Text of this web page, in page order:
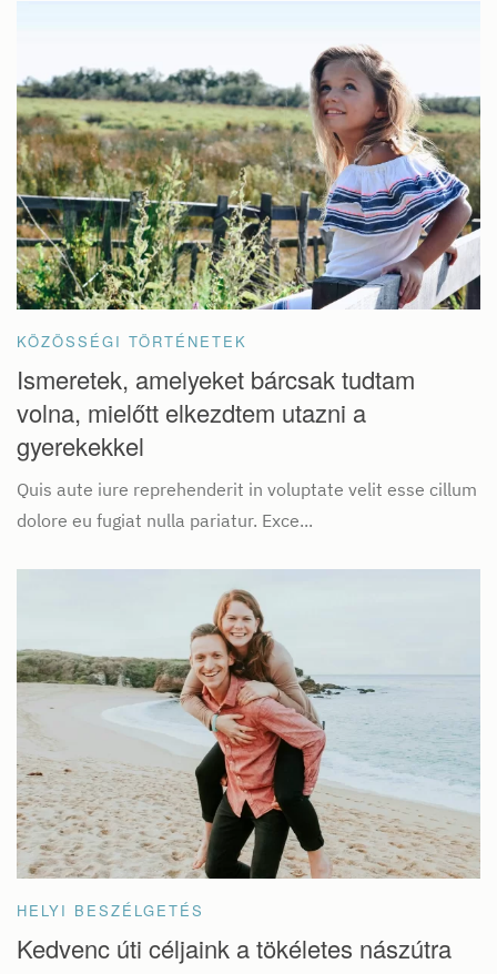
KÖZÖSSÉGI TÖRTÉNETEK
Ismeretek, amelyeket bárcsak tudtam
volna, mielőtt elkezdtem utazni a
gyerekekkel
Quis aute iure reprehenderit in voluptate velit esse cillum
dolore eu fugiat nulla pariatur. Exce...
HELYI BESZÉLGETÉS
Kedvenc úti céljaink a tökéletes nászútra